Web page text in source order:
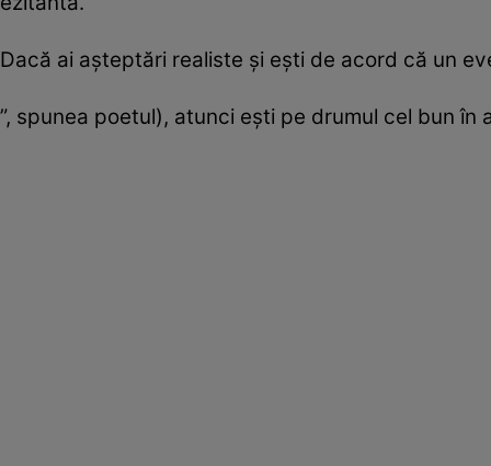
Dacă ai aşteptări realiste şi eşti de acord că un
”, spunea poetul), atunci eşti pe drumul cel bun